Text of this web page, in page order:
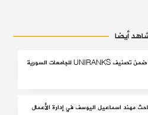
أيضا
إدراج الجامعة الدولية للعلوم والنهضة ضمن تصنيف UNIRANKS للجامعات السورية
مهند اسماعيل اليوسف في إدارة الأعمال